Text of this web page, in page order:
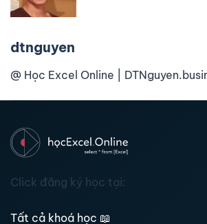
dtnguyen
@ Học Excel Online |
Click đăng ký học tại:
Tất cả khoá học 📖